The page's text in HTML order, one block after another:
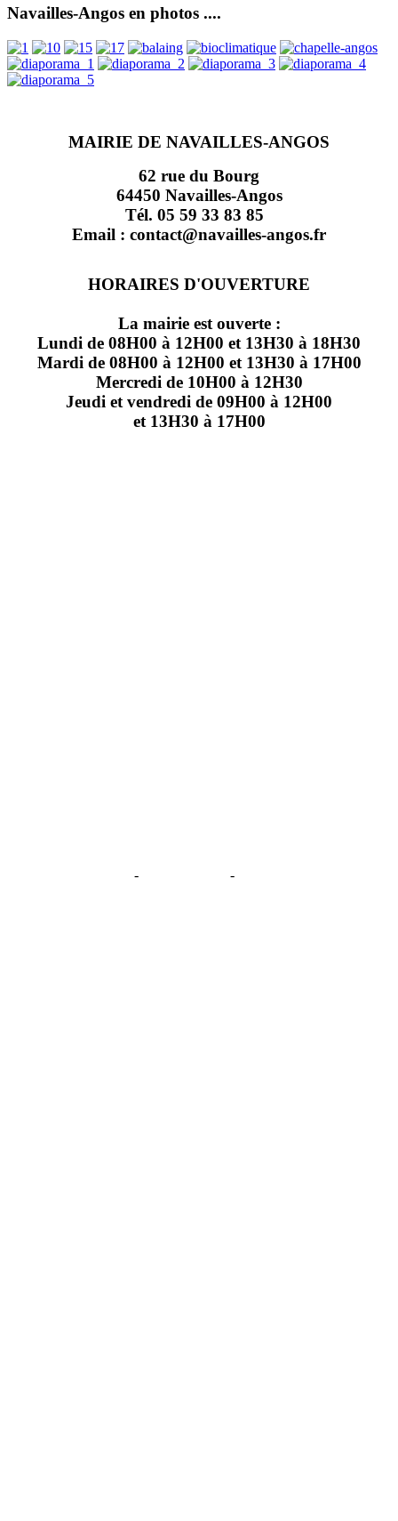
Navailles-Angos en photos ....
MAIRIE DE NAVAILLES-ANGOS
62 rue du Bourg
64450 Navailles-Angos
Tél. 05 59 33 83 85
Email : contact@navailles-angos.fr
HORAIRES D'OUVERTURE
La mairie est ouverte :
Lundi de 08H00 à 12H00 et 13H30 à 18H30
Mardi de 08H00 à 12H00 et 13H30 à 17H00
Mercredi de 10H00 à 12H30
Jeudi et vendredi de 09H00 à 12H00
et 13H30 à 17H00
- -